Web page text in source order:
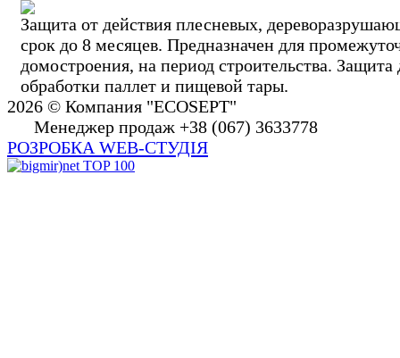
Защита от действия плесневых,
срок до 8 месяцев. Предназначен для
домостроения, на период строительства.
обработки паллет и пищевой тары.
2026 © Компания "ECOSEPT"
Менеджер продаж +38 (067) 3633778
РОЗРОБКА WEB-СТУДІЯ